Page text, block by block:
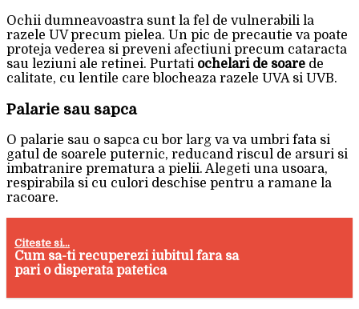
Ochii dumneavoastra sunt la fel de vulnerabili la
razele UV precum pielea. Un pic de precautie va poate
proteja vederea si preveni afectiuni precum cataracta
sau leziuni ale retinei. Purtati ochelari de soare de
calitate, cu lentile care blocheaza razele UVA si UVB.
Palarie sau sapca
O palarie sau o sapca cu bor larg va va umbri fata si
gatul de soarele puternic, reducand riscul de arsuri si
imbatranire prematura a pielii. Alegeti una usoara,
respirabila si cu culori deschise pentru a ramane la
racoare.
Citeste si...
Cum sa-ti recuperezi iubitul fara sa
pari o disperata patetica